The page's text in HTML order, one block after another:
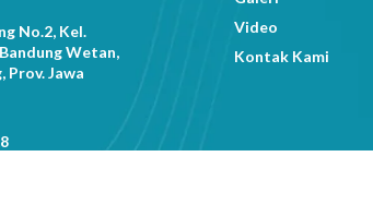
No.2, Kel.
Wetan,
Prov. Jawa
Video
Kontak Kami